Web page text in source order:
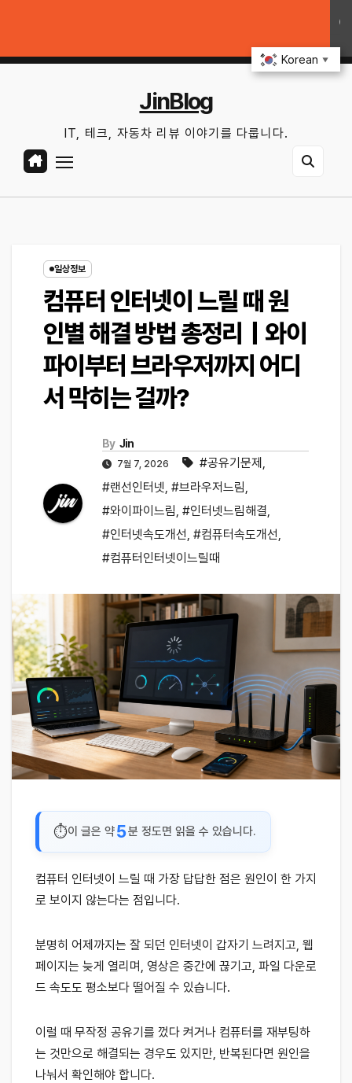
content
연비 30% 올리는
JinBlog
IT, 테크, 자동차 리뷰 이야기를 다룹니다.
일상정보
컴퓨터 인터넷이 느릴 때 원
인별 해결 방법 총정리｜와이
파이부터 브라우저까지 어디
서 막히는 걸까?
By Jin
7월 7, 2026 #공유기문제 ,
#랜선인터넷, #브라우저느림,
#와이파이느림, #인터넷느림해결,
#인터넷속도개선, #컴퓨터속도개선,
#컴퓨터인터넷이느릴때
이 글은 약5분 정도면 읽을 수 있습니다.
컴퓨터 인터넷이 느릴 때 가장 답답한 점은 원인이 한 가지
로 보이지 않는다는 점입니다.
분명히 어제까지는 잘 되던 인터넷이 갑자기 느려지고, 웹
페이지는 늦게 열리며, 영상은 중간에 끊기고, 파일 다운로
드 속도도 평소보다 떨어질 수 있습니다.
이럴 때 무작정 공유기를 껐다 켜거나 컴퓨터를 재부팅하
는 것만으로 해결되는 경우도 있지만, 반복된다면 원인을
나눠서 확인해야 합니다.
Korean ▼